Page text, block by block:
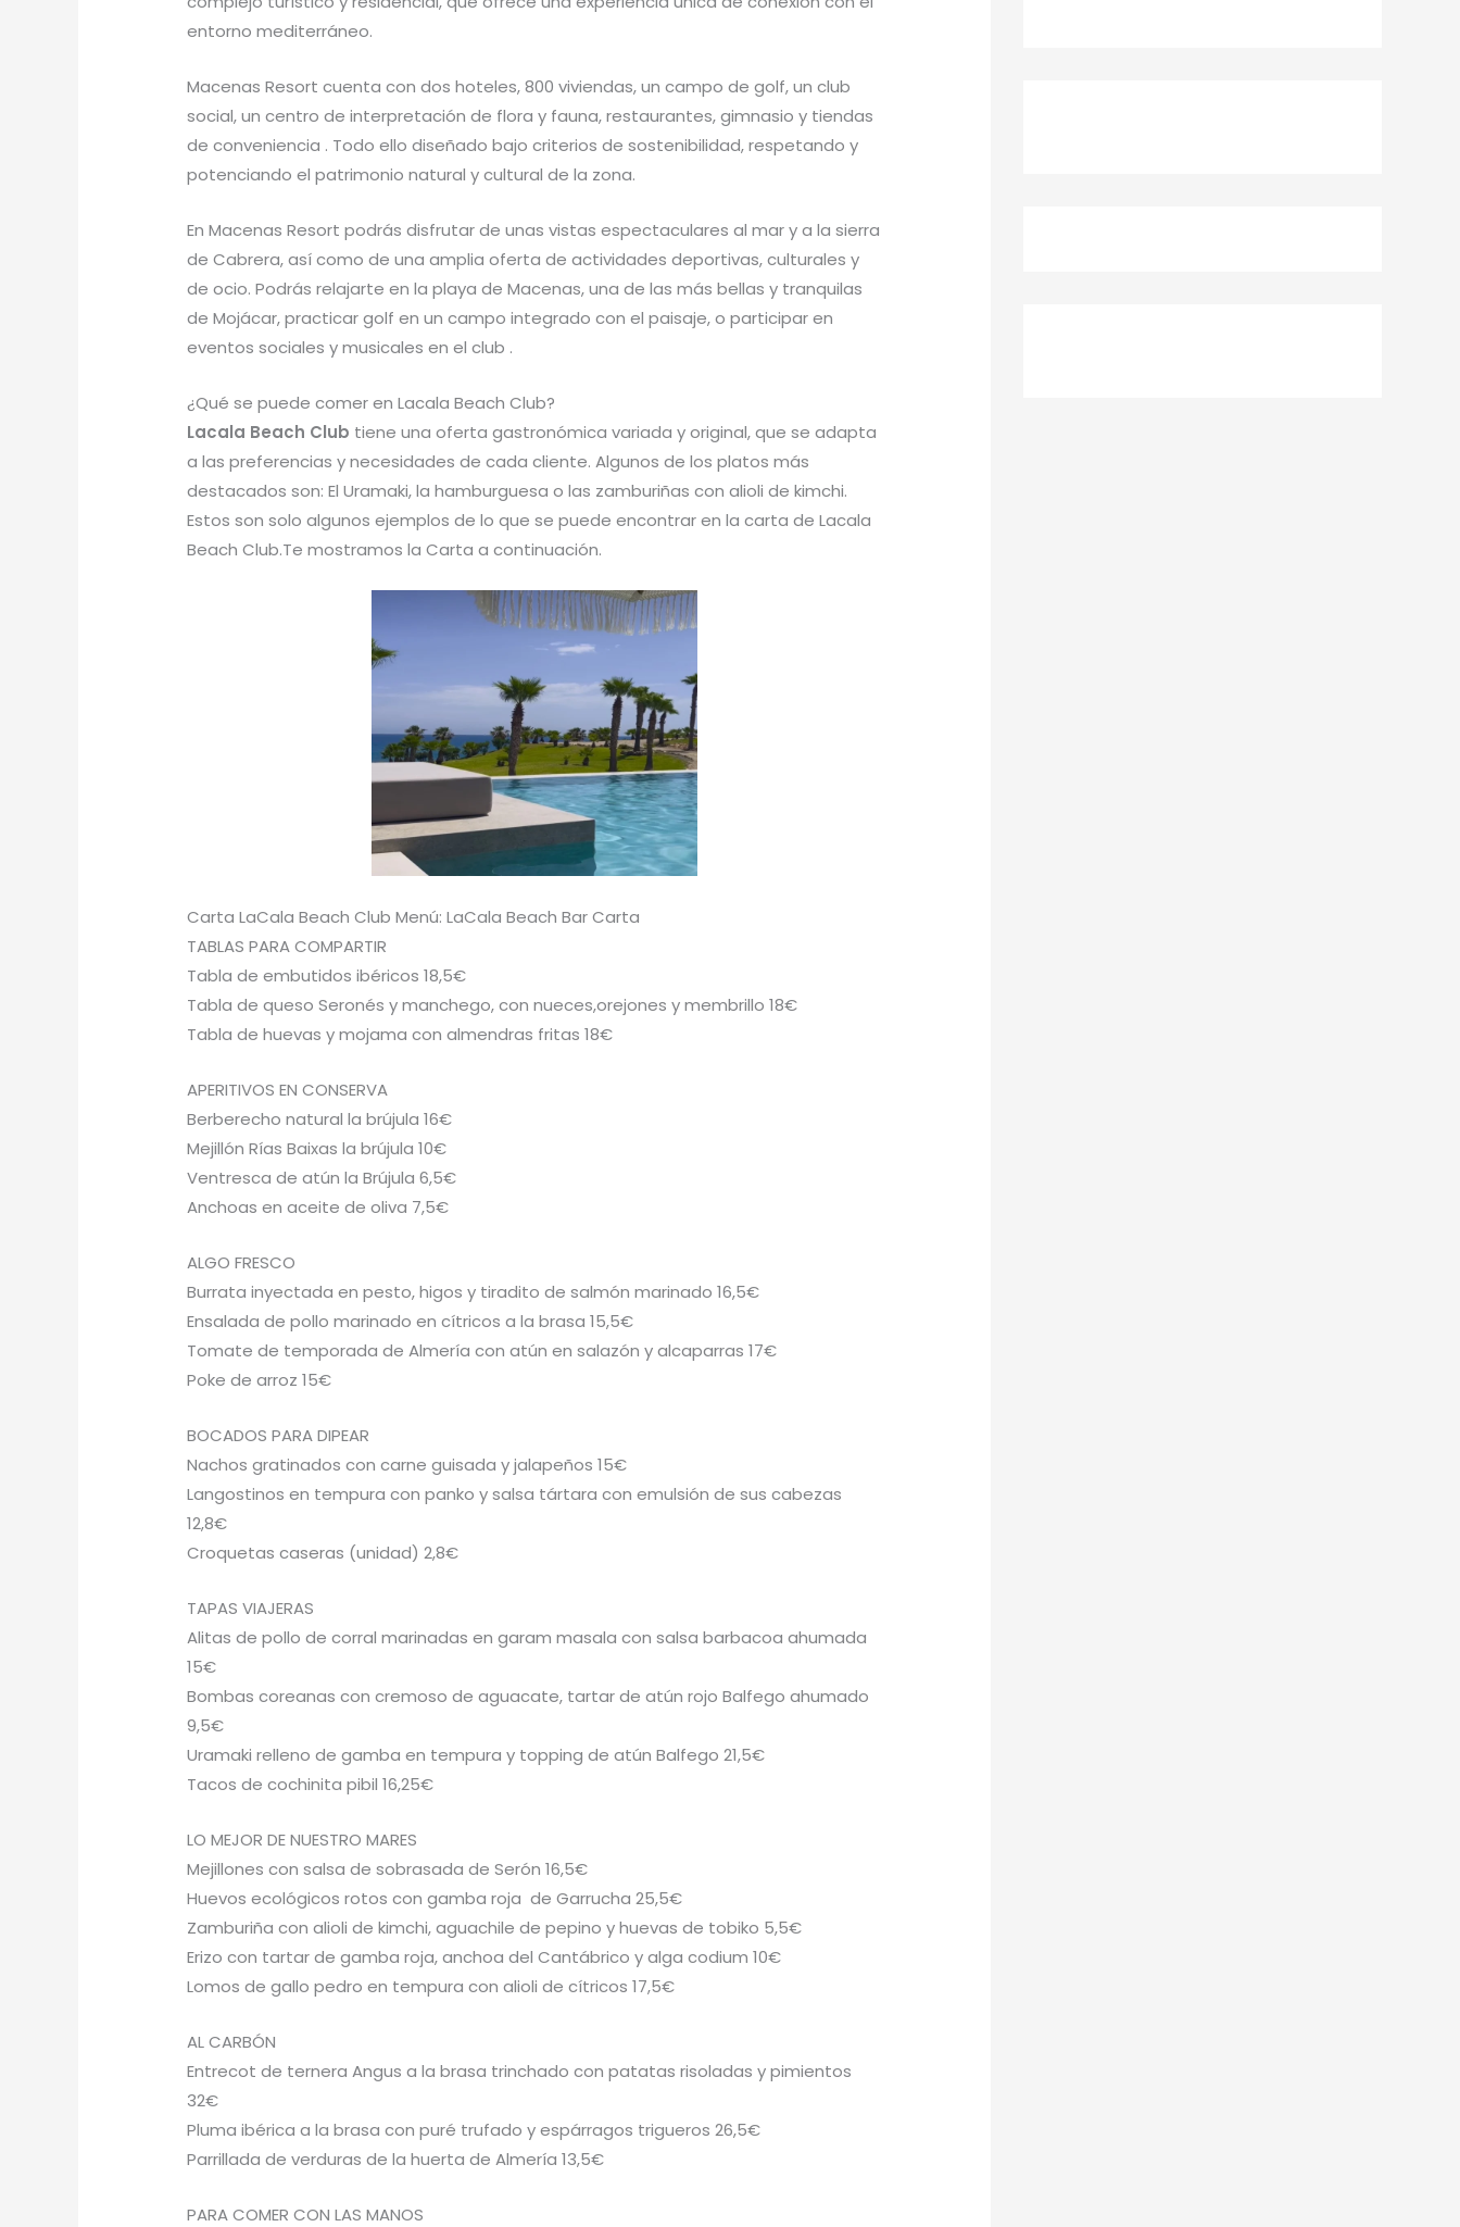
entorno mediterráneo.
Macenas Resort cuenta con dos hoteles, 800 viviendas, un campo de golf, un club
social, un centro de interpretación de flora y fauna, restaurantes, gimnasio y tiendas
de conveniencia . Todo ello diseñado bajo criterios de sostenibilidad, respetando y
potenciando el patrimonio natural y cultural de la zona.
En Macenas Resort podrás disfrutar de unas vistas espectaculares al mar y a la sierra
de Cabrera, así como de una amplia oferta de actividades deportivas, culturales y
de ocio. Podrás relajarte en la playa de Macenas, una de las más bellas y tranquilas
de Mojácar, practicar golf en un campo integrado con el paisaje, o participar en
eventos sociales y musicales en el club .
¿Qué se puede comer en Lacala Beach Club?
Lacala Beach Club tiene una oferta gastronómica variada y original, que se adapta
a las preferencias y necesidades de cada cliente. Algunos de los platos más
destacados son: El Uramaki, la hamburguesa o las zamburiñas con alioli de kimchi.
Estos son solo algunos ejemplos de lo que se puede encontrar en la carta de Lacala
Beach Club.Te mostramos la Carta a continuación.
Carta LaCala Beach Club Menú: LaCala Beach Bar Carta
TABLAS PARA COMPARTIR
Tabla de embutidos ibéricos 18,5€
Tabla de queso Seronés y manchego, con nueces,orejones y membrillo 18€
Tabla de huevas y mojama con almendras fritas 18€
APERITIVOS EN CONSERVA
Berberecho natural la brújula 16€
Mejillón Rías Baixas la brújula 10€
Ventresca de atún la Brújula 6,5€
Anchoas en aceite de oliva 7,5€
ALGO FRESCO
Burrata inyectada en pesto, higos y tiradito de salmón marinado 16,5€
Ensalada de pollo marinado en cítricos a la brasa 15,5€
Tomate de temporada de Almería con atún en salazón y alcaparras 17€
Poke de arroz 15€
BOCADOS PARA DIPEAR
Nachos gratinados con carne guisada y jalapeños 15€
Langostinos en tempura con panko y salsa tártara con emulsión de sus cabezas
12,8€
Croquetas caseras (unidad) 2,8€
TAPAS VIAJERAS
Alitas de pollo de corral marinadas en garam masala con salsa barbacoa ahumada
15€
Bombas coreanas con cremoso de aguacate, tartar de atún rojo Balfego ahumado
9,5€
Uramaki relleno de gamba en tempura y topping de atún Balfego 21,5€
Tacos de cochinita pibil 16,25€
LO MEJOR DE NUESTRO MARES
Mejillones con salsa de sobrasada de Serón 16,5€
Huevos ecológicos rotos con gamba roja de Garrucha 25,5€
Zamburiña con alioli de kimchi, aguachile de pepino y huevas de tobiko 5,5€
Erizo con tartar de gamba roja, anchoa del Cantábrico y alga codium 10€
Lomos de gallo pedro en tempura con alioli de cítricos 17,5€
AL CARBÓN
Entrecot de ternera Angus a la brasa trinchado con patatas risoladas y pimientos
32€
Pluma ibérica a la brasa con puré trufado y espárragos trigueros 26,5€
Parrillada de verduras de la huerta de Almería 13,5€
PARA COMER CON LAS MANOS